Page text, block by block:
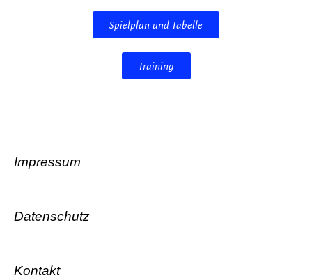
Spielplan und Tabelle
Training
Impressum
Datenschutz
Kontakt